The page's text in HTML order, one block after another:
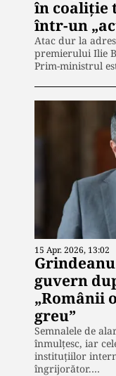
în coaliție
într-un
Atac dur la
premierului Ilie
Prim-ministrul
15 Apr. 2026, 13:02
guvern
„Românii
greu”
Semnalele de
înmulțesc, iar
instituțiilor
îngrijorător.…